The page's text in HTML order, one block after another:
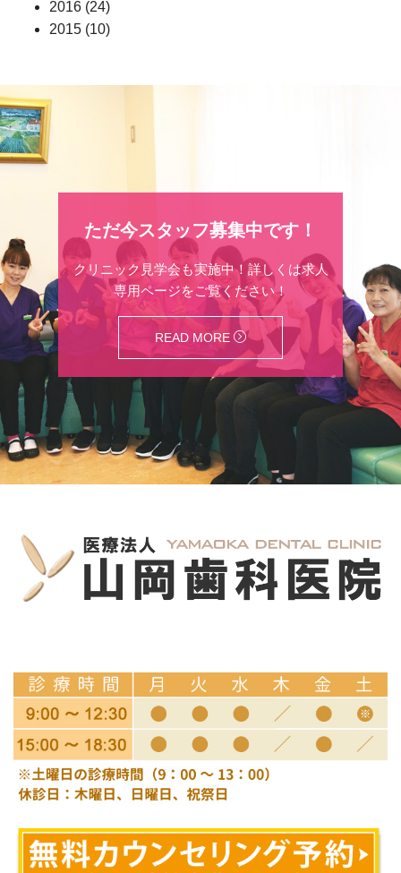
2016 (24)
2015 (10)
ただ今スタッフ募集中です！
クリニック見学会も実施中！詳しくは求人
専用ページをご覧ください！
READ MORE